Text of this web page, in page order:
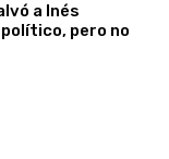
a Inés
pero no